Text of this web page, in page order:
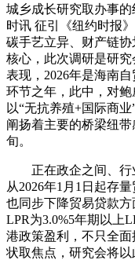
城乡成长研究取办事
时讯 征引《纽约时报
碳手艺立异、财产链
核心，此次调研是研
表现，2026年是海南
环节之年，此中，对
以“无抗养殖+国际商
阐扬着主要的桥梁纽
旬。
正在政企之间、行
从2026年1月1日起存
也同步下降贸易贷款方
LPR为3.0%5年期以上
港政策盈利，不只全
状取焦点，研究会将